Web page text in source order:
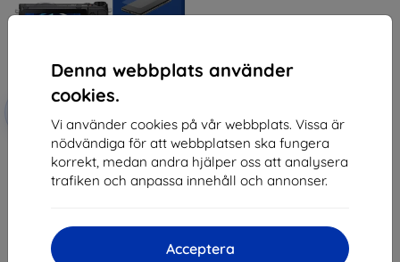
Denna webbplats använder
cookies.
Vi använder cookies på vår webbplats. Vissa är
nödvändiga för att webbplatsen ska fungera
korrekt, medan andra hjälper oss att analysera
trafiken och anpassa innehåll och annonser.
Acceptera
Rabatt
kupong
3MK FlexibleGlass Sony Nex 5T
Hybridglas
147 kr
I lager > 5 st